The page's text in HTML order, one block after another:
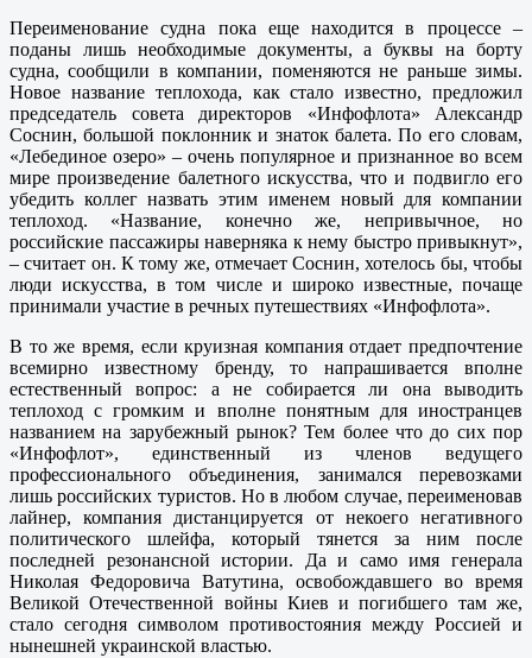
Переименование судна пока еще находится в процессе –
поданы лишь необходимые документы, а буквы на борту
судна, сообщили в компании, поменяются не раньше зимы.
Новое название теплохода, как стало известно, предложил
председатель совета директоров «Инфофлота» Александр
Соснин, большой поклонник и знаток балета. По его словам,
«Лебединое озеро» – очень популярное и признанное во всем
мире произведение балетного искусства, что и подвигло его
убедить коллег назвать этим именем новый для компании
теплоход. «Название, конечно же, непривычное, но
российские пассажиры наверняка к нему быстро привыкнут»,
– считает он. К тому же, отмечает Соснин, хотелось бы, чтобы
люди искусства, в том числе и широко известные, почаще
принимали участие в речных путешествиях «Инфофлота».
В то же время, если круизная компания отдает предпочтение
всемирно известному бренду, то напрашивается вполне
естественный вопрос: а не собирается ли она выводить
теплоход с громким и вполне понятным для иностранцев
названием на зарубежный рынок? Тем более что до сих пор
«Инфофлот», единственный из членов ведущего
профессионального объединения, занимался перевозками
лишь российских туристов. Но в любом случае, переименовав
лайнер, компания дистанцируется от некоего негативного
политического шлейфа, который тянется за ним после
последней резонансной истории. Да и само имя генерала
Николая Федоровича Ватутина, освобождавшего во время
Великой Отечественной войны Киев и погибшего там же,
стало сегодня символом противостояния между Россией и
нынешней украинской властью.